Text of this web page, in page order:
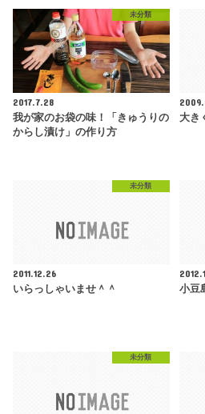
未分類
2017.7.28
我が家のお袋の味！「きゅうりの
からし漬け」の作り方
大き
未分類
2011.12.26
いらっしゃいませ＾＾
小豆
未分類